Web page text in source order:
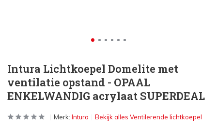
Intura Lichtkoepel Domelite met
ventilatie opstand - OPAAL
ENKELWANDIG acrylaat SUPERDEAL
Merk: Intura Bekijk alles Ventilerende lichtkoepel